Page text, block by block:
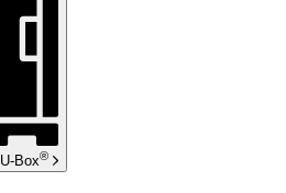
U-Box®